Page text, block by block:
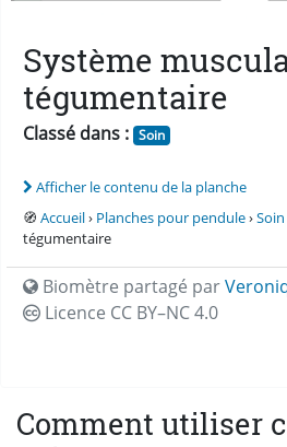
Système
tégumentaire
Classé dans : Soin
Afficher le contenu de la planche
🧭 Accueil› Planches pour pendule›Soin
tégumentaire
Biomètre partagé par
Licence CC BY–NC 4.0
Comment utiliser